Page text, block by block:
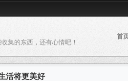
集的东西，还有心情吧！
首
活将更美好